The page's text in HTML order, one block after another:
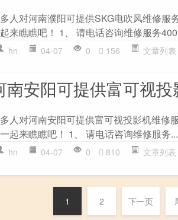
人对河南濮阳可提供SKG电吹风维修服
来瞧瞧吧！ 1、 请电话咨询维修服务
hn 04-07 0 156 文章列表
南安阳可提供富可视
人对河南安阳可提供富可视投影机维修
起来瞧瞧吧！ 1、 请电话咨询维修服务...
hn 04-07 0 810 文章列表
1 2 下一页